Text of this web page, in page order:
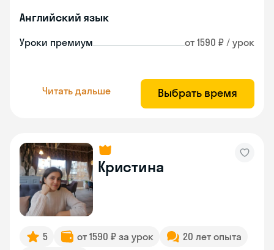
Английский язык
Уроки премиум от 1590 ₽ / урок
Читать дальше Выбрать время
Кристина
5 от 1590 ₽ за урок
20 лет опыта